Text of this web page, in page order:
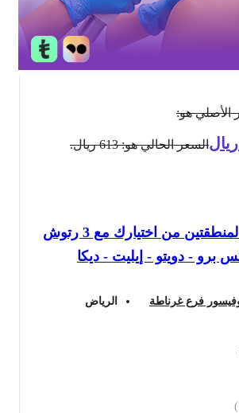
هو:
السعر الحالي هو: 613 ريال.
3 جلسات ليزر لمنطقتين من اختيارك مع 3 رتوش
- دويتو - إيليت - ديكا
فرع غرناطة الرياض